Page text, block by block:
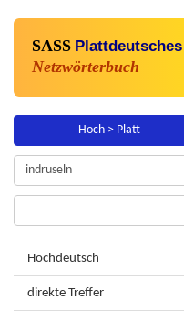
SASS Plattdeutsches
Netzwörterbuch
Hoch > Platt
Hochdeutsch
direkte Treffer